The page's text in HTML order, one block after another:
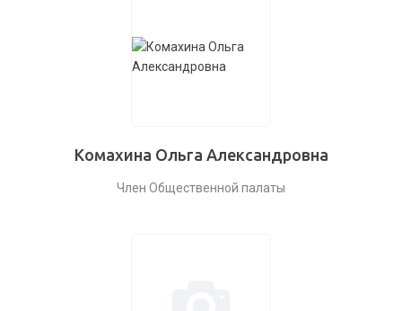
Комахина Ольга Александровна
Член Общественной палаты